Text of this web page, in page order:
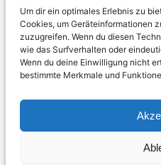
Um dir ein optimales Erlebnis zu
Cookies, um Geräteinformationen
zuzugreifen. Wenn du diesen
wie das Surfverhalten oder
Wenn du deine Einwilligung nicht
bestimmte Merkmale und
Dezember 11, 2021